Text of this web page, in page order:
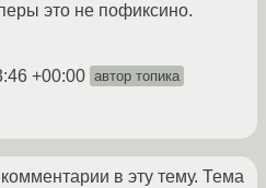
это не пофиксино.
+00:00 автор топика
в эту тему. Тема